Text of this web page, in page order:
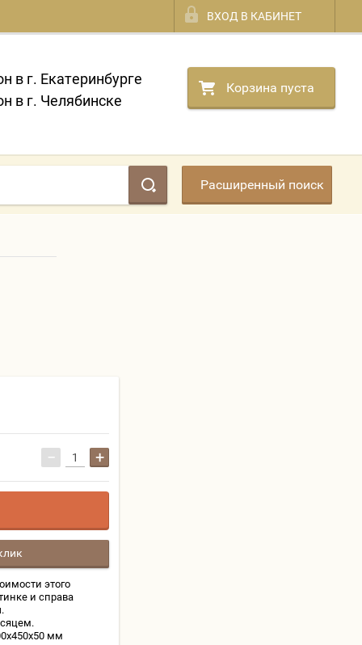
ВХОД В КАБИНЕТ
в г. Екатеринбурге
в г. Челябинске
Корзина пуста
Расширенный поиск
− +
этого
и справа
мм